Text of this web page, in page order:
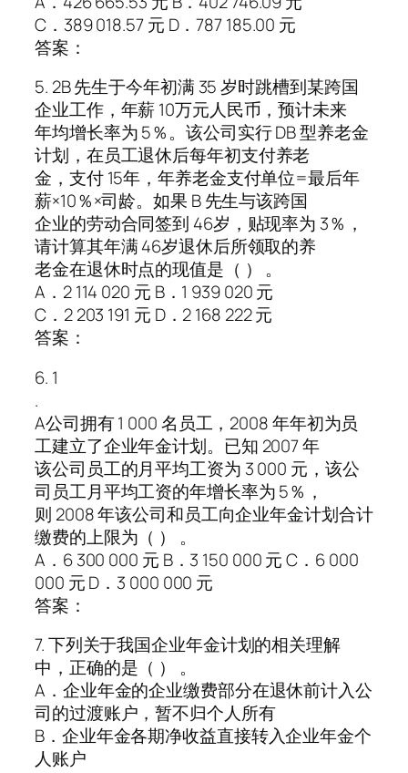
C．389 018.57 元 D．787 185.00 元
答案：
5. 2B 先生于今年初满 35 岁时跳槽到某跨国
企业工作，年薪 10万元人民币，预计未来
年均增长率为 5％。该公司实行 DB 型养老金
计划，在员工退休后每年初支付养老
金，支付 15年，年养老金支付单位=最后年
薪×10％×司龄。如果 B 先生与该跨国
企业的劳动合同签到 46岁，贴现率为 3％，
请计算其年满 46岁退休后所领取的养
老金在退休时点的现值是（ ） 。
A．2 114 020 元 B．1 939 020 元
C．2 203 191 元 D．2 168 222 元
答案：
6. 1
.
A公司拥有 1 000 名员工，2008 年年初为员
工建立了企业年金计划。已知 2007 年
该公司员工的月平均工资为 3 000 元，该公
司员工月平均工资的年增长率为 5％，
则 2008 年该公司和员工向企业年金计划合计
缴费的上限为（ ） 。
A．6 300 000 元 B．3 150 000 元 C．6 000
000 元 D．3 000 000 元
答案：
7. 下列关于我国企业年金计划的相关理解
中，正确的是（ ） 。
A．企业年金的企业缴费部分在退休前计入公
司的过渡账户，暂不归个人所有
B．企业年金各期净收益直接转入企业年金个
人账户